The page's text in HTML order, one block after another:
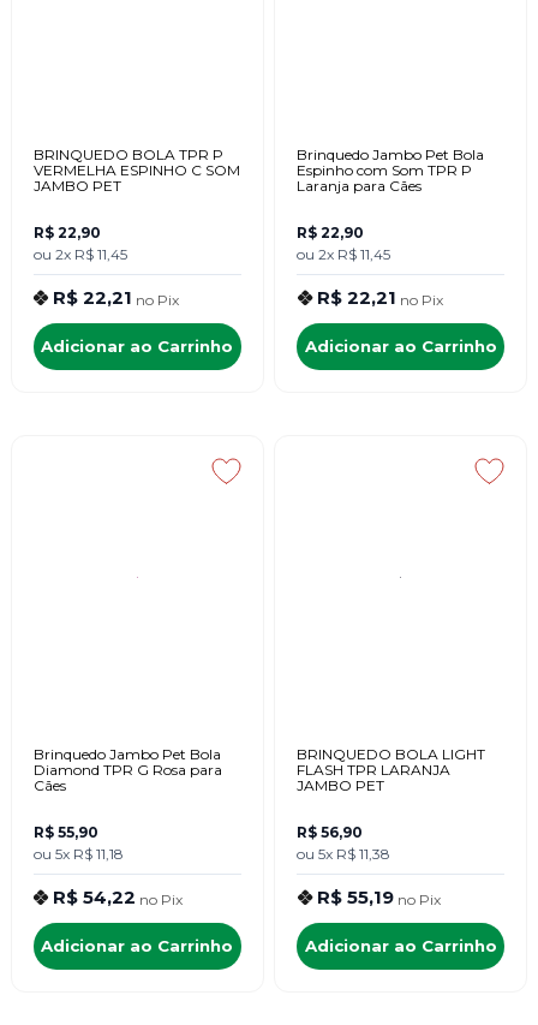
BRINQUEDO BOLA TPR P
VERMELHA ESPINHO C SOM
JAMBO PET
R$ 22,90
ou 2x R$ 11,45
R$ 22,21 no Pix
Adicionar ao Carrinho
Brinquedo Jambo Pet Bola
Espinho com Som TPR P
Laranja para Cães
R$ 22,90
ou 2x R$ 11,45
R$ 22,21 no Pix
Adicionar ao Carrinho
Brinquedo Jambo Pet Bola
Diamond TPR G Rosa para
Cães
R$ 55,90
ou 5x R$ 11,18
R$ 54,22 no Pix
Adicionar ao Carrinho
BRINQUEDO BOLA LIGHT
FLASH TPR LARANJA
JAMBO PET
R$ 56,90
ou 5x R$ 11,38
R$ 55,19 no Pix
Adicionar ao Carrinho